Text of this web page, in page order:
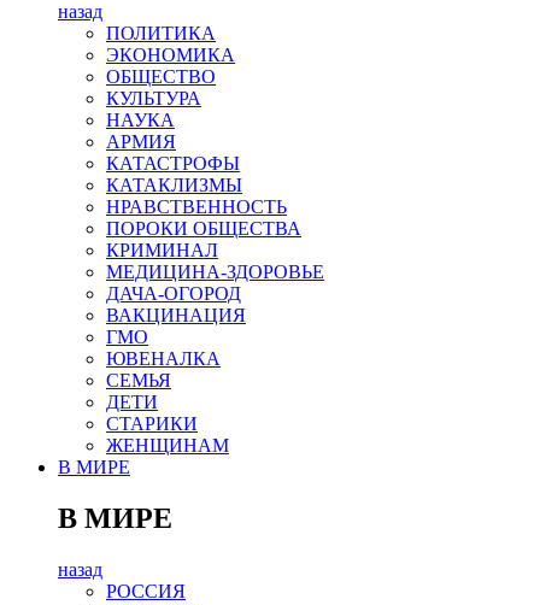
назад
ПОЛИТИКА
ЭКОНОМИКА
ОБЩЕСТВО
КУЛЬТУРА
НАУКА
АРМИЯ
КАТАСТРОФЫ
КАТАКЛИЗМЫ
НРАВСТВЕННОСТЬ
ПОРОКИ ОБЩЕСТВА
КРИМИНАЛ
МЕДИЦИНА-ЗДОРОВЬЕ
ДАЧА-ОГОРОД
ВАКЦИНАЦИЯ
ГМО
ЮВЕНАЛКА
СЕМЬЯ
ДЕТИ
СТАРИКИ
ЖЕНЩИНАМ
В МИРЕ
В МИРЕ
назад
РОСCИЯ